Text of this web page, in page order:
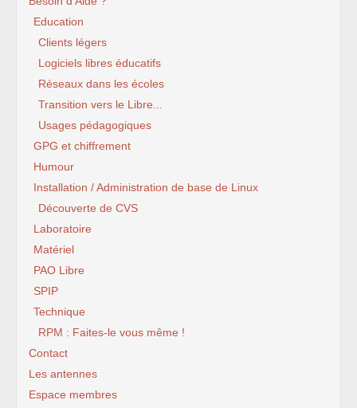
Education
Clients légers
Logiciels libres éducatifs
Réseaux dans les écoles
Transition vers le Libre...
Usages pédagogiques
GPG et chiffrement
Humour
Installation / Administration de base de Linux
Découverte de CVS
Laboratoire
Matériel
PAO Libre
SPIP
Technique
RPM : Faites-le vous même !
Contact
Les antennes
Espace membres